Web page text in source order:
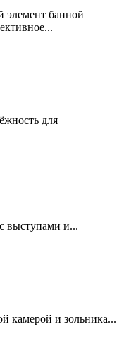
банной
для
выступами и...
камерой и зольника...